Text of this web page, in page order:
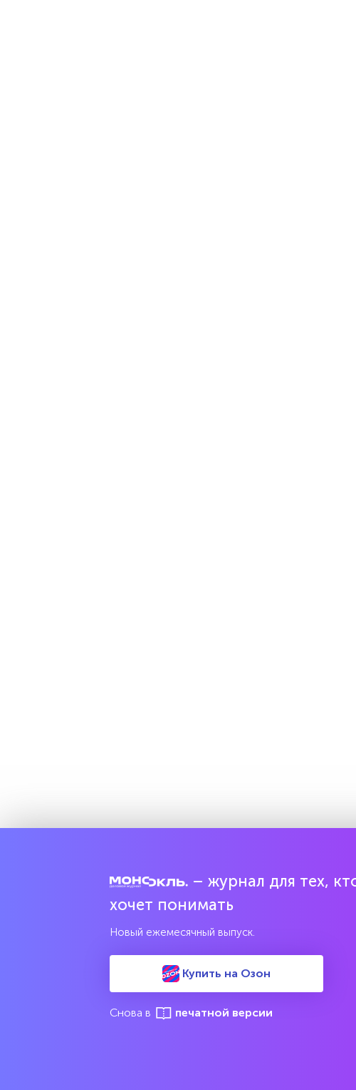
– журнал для тех,
хочет понимать
Новый ежемесячный выпуск.
Купить на Озон
Снова в печатной версии